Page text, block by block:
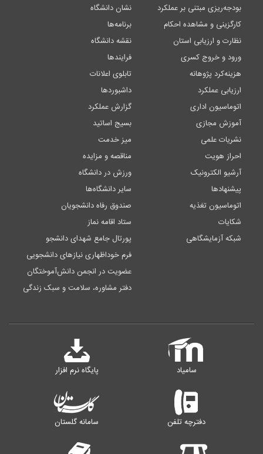
بودجه‌ریزی مبتنی بر عملکرد
کارگزینی و مشاهده احکام
نظارت و ارزیابی استان
ورود و خروج کسری
هزینه‌کرد پژوهانه
ارزیابی عملکرد
اتوماسیون اداری
آموزش مجازی
نشریات علمی
احراز هویت
آرشیو الکترونیک
پیشنهادها
اتوماسیون تغذیه
شکایات
شبکه آزمایشگاهی
نشان دانشگاه
برنامه‌ها
نقشه دانشگاه
فرایندها
تابلوی اعلانات
داشبوردها
گزارش عملکرد
بسیج اساتید
میز خدمت
مناقصه و مزایده
ورزش در دانشگاه
سایر دانشگاه‌ها
صندوق رفاه دانشجویان
ستاد اقامه نماز
پورتال جامع شهدای دانشجو
فرم خوداظهاری نیازهای دانشجویی
عضویت در انجمن دانش‌آموختگان
دفتر مشاوره، سلامت و سبک زندگی
سامیاد پایگاه نرم افزار
دفترچه تلفن سامانه گلستان